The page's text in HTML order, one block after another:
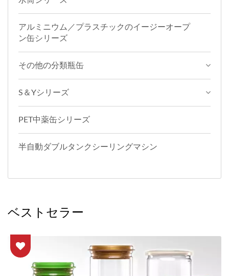
アルミニウム／プラスチックのイージーオープ
ン缶シリーズ
その他の分類瓶缶
S＆Yシリーズ
PET中薬缶シリーズ
半自動ダブルタンクシーリングマシン
ベストセラー